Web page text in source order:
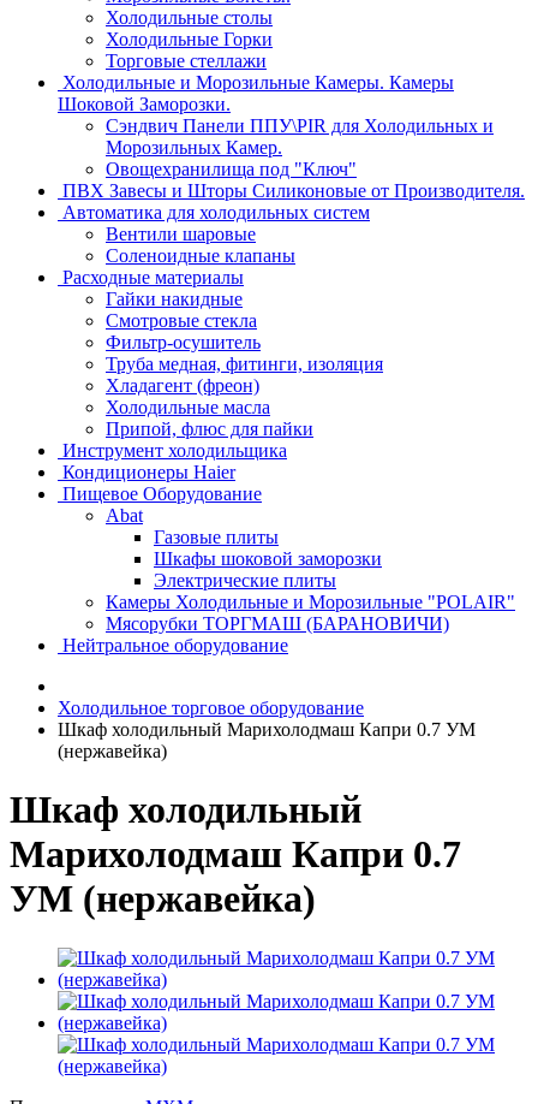
Холодильные столы
Холодильные Горки
Торговые стеллажи
Холодильные и Морозильные Камеры. Камеры
Шоковой Заморозки.
Сэндвич Панели ППУ\PIR для Холодильных и
Морозильных Камер.
Овощехранилища под "Ключ"
ПВХ Завесы и Шторы Силиконовые от Производителя.
Автоматика для холодильных систем
Вентили шаровые
Соленоидные клапаны
Расходные материалы
Гайки накидные
Смотровые стекла
Фильтр-осушитель
Труба медная, фитинги, изоляция
Хладагент (фреон)
Холодильные масла
Припой, флюс для пайки
Инструмент холодильщика
Кондиционеры Haier
Пищевое Оборудование
Abat
Газовые плиты
Шкафы шоковой заморозки
Электрические плиты
Камеры Холодильные и Морозильные "POLAIR"
Мясорубки ТОРГМАШ (БАРАНОВИЧИ)
Нейтральное оборудование
Холодильное торговое оборудование
Шкаф холодильный Марихолодмаш Капри 0.7 УМ
(нержавейка)
Шкаф холодильный
Марихолодмаш Капри 0.7
УМ (нержавейка)